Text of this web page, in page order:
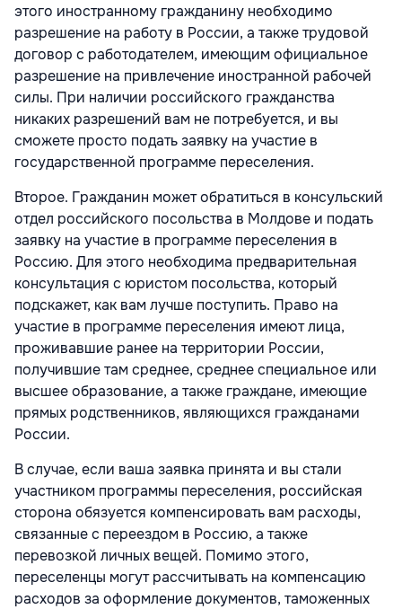
этого иностранному гражданину необходимо
разрешение на работу в России, а также трудовой
договор с работодателем, имеющим официальное
разрешение на привлечение иностранной рабочей
силы. При наличии российского гражданства
никаких разрешений вам не потребуется, и вы
сможете просто подать заявку на участие в
государственной программе переселения.
Второе. Гражданин может обратиться в консульский
отдел российского посольства в Молдове и подать
заявку на участие в программе переселения в
Россию. Для этого необходима предварительная
консультация с юристом посольства, который
подскажет, как вам лучше поступить. Право на
участие в программе переселения имеют лица,
проживавшие ранее на территории России,
получившие там среднее, среднее специальное или
высшее образование, а также граждане, имеющие
прямых родственников, являющихся гражданами
России.
В случае, если ваша заявка принята и вы стали
участником программы переселения, российская
сторона обязуется компенсировать вам расходы,
связанные с переездом в Россию, а также
перевозкой личных вещей. Помимо этого,
переселенцы могут рассчитывать на компенсацию
расходов за оформление документов, таможенных